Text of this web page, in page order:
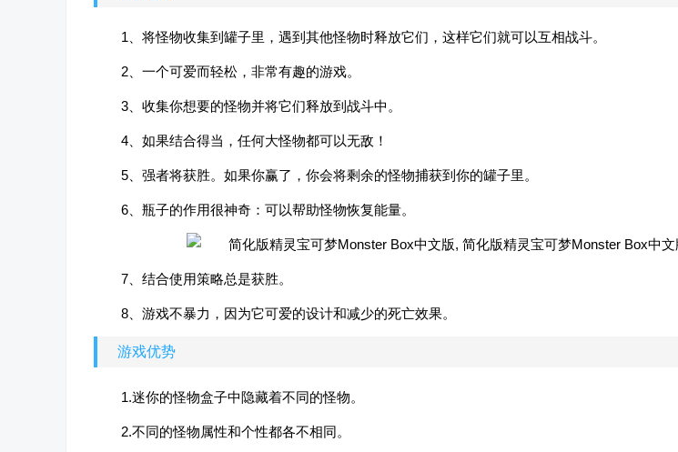
1、将怪物收集到罐子里，遇到其他怪物时释放它们，这样它们就可以互相战斗。
2、一个可爱而轻松，非常有趣的游戏。
3、收集你想要的怪物并将它们释放到战斗中。
4、如果结合得当，任何大怪物都可以无敌！
5、强者将获胜。如果你赢了，你会将剩余的怪物捕获到你的罐子里。
6、瓶子的作用很神奇：可以帮助怪物恢复能量。
7、结合使用策略总是获胜。
8、游戏不暴力，因为它可爱的设计和减少的死亡效果。
游戏优势
1.迷你的怪物盒子中隐藏着不同的怪物。
2.不同的怪物属性和个性都各不相同。